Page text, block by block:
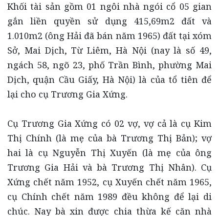
Khối tài sản gồm 01 ngôi nhà ngói cổ 05 gian
gắn liền quyền sử dụng 415,69m2 đất và
1.010m2 (ông Hải đã bán năm 1965) đất tại xóm
Sở, Mai Dịch, Từ Liêm, Hà Nội (nay là số 49,
ngách 58, ngõ 23, phố Trần Bình, phường Mai
Dịch, quận Cầu Giấy, Hà Nội) là của tổ tiên để
lại cho cụ Trương Gia Xứng.
Cụ Trương Gia Xứng có 02 vợ, vợ cả là cụ Kim
Thị Chính (là mẹ của bà Trương Thị Bản); vợ
hai là cụ Nguyễn Thị Xuyến (là mẹ của ông
Trương Gia Hải và bà Trương Thị Nhân). Cụ
Xứng chết năm 1952, cụ Xuyến chết năm 1965,
cụ Chính chết năm 1989 đều không để lại di
chúc. Nay bà xin được chia thừa kế căn nhà